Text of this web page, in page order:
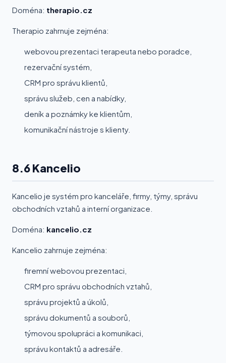
Doména: therapio.cz
Therapio zahrnuje zejména:
webovou prezentaci terapeuta nebo poradce,
rezervační systém,
CRM pro správu klientů,
správu služeb, cen a nabídky,
deník a poznámky ke klientům,
komunikační nástroje s klienty.
8.6 Kancelio
Kancelio je systém pro kanceláře, firmy, týmy, správu
obchodních vztahů a interní organizace.
Doména: kancelio.cz
Kancelio zahrnuje zejména:
firemní webovou prezentaci,
CRM pro správu obchodních vztahů,
správu projektů a úkolů,
správu dokumentů a souborů,
týmovou spolupráci a komunikaci,
správu kontaktů a adresáře.